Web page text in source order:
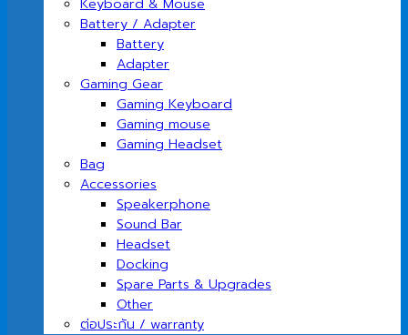
Battery / Adapter
Battery
Adapter
Gaming Gear
Gaming Keyboard
Gaming mouse
Gaming Headset
Bag
Accessories
Speakerphone
Sound Bar
Headset
Docking
Spare Parts & Upgrades
Other
ต่อประกัน / warranty